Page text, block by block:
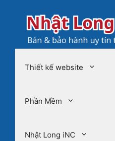
Thiết kế website
Phần Mềm
Nhật Long iNC